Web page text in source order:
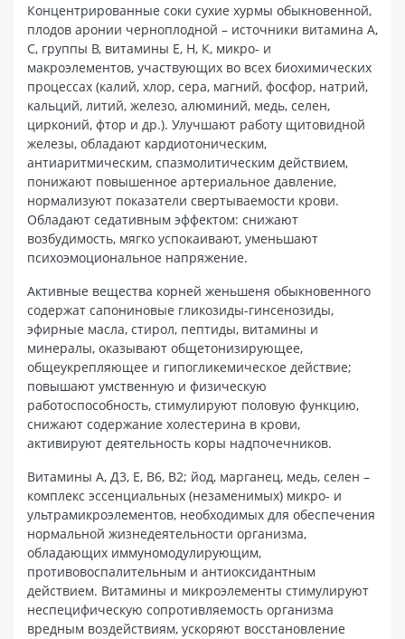
Концентрированные соки сухие хурмы обыкновенной,
плодов аронии черноплодной – источники витамина А,
С, группы В, витамины Е, Н, К, микро- и
макроэлементов, участвующих во всех биохимических
процессах (калий, хлор, сера, магний, фосфор, натрий,
кальций, литий, железо, алюминий, медь, селен,
цирконий, фтор и др.). Улучшают работу щитовидной
железы, обладают кардиотоническим,
антиаритмическим, спазмолитическим действием,
понижают повышенное артериальное давление,
нормализуют показатели свертываемости крови.
Обладают седативным эффектом: снижают
возбудимость, мягко успокаивают, уменьшают
психоэмоциональное напряжение.
Активные вещества корней женьшеня обыкновенного
содержат сапониновые гликозиды-гинсенозиды,
эфирные масла, стирол, пептиды, витамины и
минералы, оказывают общетонизирующее,
общеукрепляющее и гипогликемическое действие;
повышают умственную и физическую
работоспособность, стимулируют половую функцию,
снижают содержание холестерина в крови,
активируют деятельность коры надпочечников.
Витамины А, Д3, Е, В6, В2; йод, марганец, медь, селен –
комплекс эссенциальных (незаменимых) микро- и
ультрамикроэлементов, необходимых для обеспечения
нормальной жизнедеятельности организма,
обладающих иммуномодулирующим,
противовоспалительным и антиоксидантным
действием. Витамины и микроэлементы стимулируют
неспецифическую сопротивляемость организма
вредным воздействиям, ускоряют восстановление